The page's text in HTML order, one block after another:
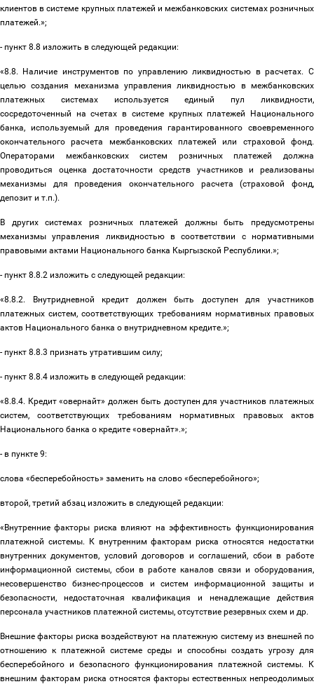
клиентов в системе крупных платежей и межбанковских системах розничных
платежей.»;
- пункт 8.8 изложить в следующей редакции:
«8.8. Наличие инструментов по управлению ликвидностью в расчетах. С
целью создания механизма управления ликвидностью в межбанковских
платежных системах используется единый пул ликвидности,
сосредоточенный на счетах в системе крупных платежей Национального
банка, используемый для проведения гарантированного своевременного
окончательного расчета межбанковских платежей или страховой фонд.
Операторами межбанковских систем розничных платежей должна
проводиться оценка достаточности средств участников и реализованы
механизмы для проведения окончательного расчета (страховой фонд,
депозит и т.п.).
В других системах розничных платежей должны быть предусмотрены
механизмы управления ликвидностью в соответствии с нормативными
правовыми актами Национального банка Кыргызской Республики.»;
- пункт 8.8.2 изложить с следующей редакции:
«8.8.2. Внутридневной кредит должен быть доступен для участников
платежных систем, соответствующих требованиям нормативных правовых
актов Национального банка о внутридневном кредите.»;
- пункт 8.8.3 признать утратившим силу;
- пункт 8.8.4 изложить в следующей редакции:
«8.8.4. Кредит «овернайт» должен быть доступен для участников платежных
систем, соответствующих требованиям нормативных правовых актов
Национального банка о кредите «овернайт».»;
- в пункте 9:
слова «бесперебойность» заменить на слово «бесперебойного»;
второй, третий абзац изложить в следующей редакции:
«Внутренние факторы риска влияют на эффективность функционирования
платежной системы. К внутренним факторам риска относятся недостатки
внутренних документов, условий договоров и соглашений, сбои в работе
информационной системы, сбои в работе каналов связи и оборудования,
несовершенство бизнес-процессов и систем информационной защиты и
безопасности, недостаточная квалификация и ненадлежащие действия
персонала участников платежной системы, отсутствие резервных схем и др.
Внешние факторы риска воздействуют на платежную систему из внешней по
отношению к платежной системе среды и способны создать угрозу для
бесперебойного и безопасного функционирования платежной системы. К
внешним факторам риска относятся факторы естественных непреодолимых